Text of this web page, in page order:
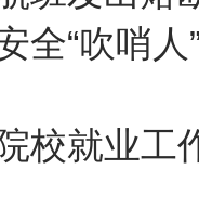
全“吹哨
校就业工